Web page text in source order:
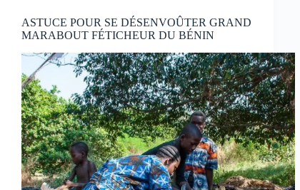
ASTUCE POUR SE DÉSENVOÛTER GRAND
MARABOUT FÉTICHEUR DU BÉNIN